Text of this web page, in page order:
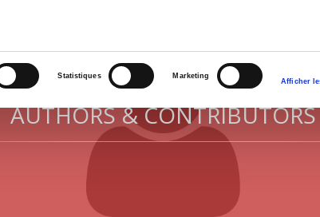
Statistiques Marketing
Afficher
AUTHORS & CONTRIBUTORS